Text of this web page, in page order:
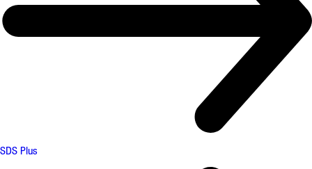
SDS Plus